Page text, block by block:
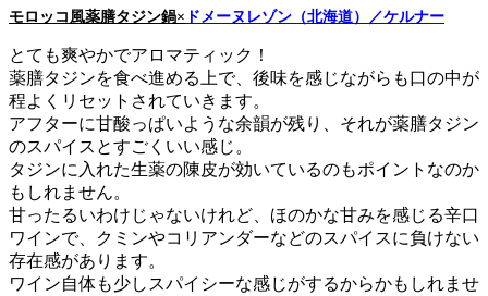
モロッコ風薬膳タジン鍋× ドメーヌレゾン（北海道）／ケルナー
とても爽やかでアロマティック！
薬膳タジンを食べ進める上で、後味を感じながらも口の中が
程よくリセットされていきます。
アフターに甘酸っぱいような余韻が残り、それが薬膳タジン
のスパイスとすごくいい感じ。
タジンに入れた生薬の陳皮が効いているのもポイントなのか
もしれません。
甘ったるいわけじゃないけれど、ほのかな甘みを感じる辛口
ワインで、クミンやコリアンダーなどのスパイスに負けない
存在感があります。
ワイン自体も少しスパイシーな感じがするからかもしれませ